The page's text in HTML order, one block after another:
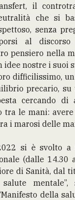
il
che si
senza
al discorso
pensiero nella
idee nostre i suoi
difficilissimo,
precario,
cercando di
tra le mani:
i marosi delle
si è svolto a
(dalle 14.30
di Sanità, dal
mentale”,
della